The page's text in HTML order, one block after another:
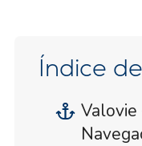
Índice
Valovie